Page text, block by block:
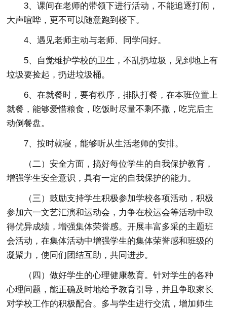
3、课间在老师的带领下进行活动，不能追逐打闹，
大声喧哗，更不可以随意跑到楼下。
4、遇见老师主动与老师、同学问好。
5、自觉维护学校的卫生，不乱扔垃圾，见到地上有
垃圾要捡起，扔进垃圾桶。
6、在就餐时，要有秩序，排队打餐，在本班位置上
就餐，能够爱惜粮食，吃饭时尽量不剩不撒，吃完后主
动倒餐盘。
7、按时就寝，能够听从生活老师的安排。
（二）安全方面，搞好每位学生的自我保护教育，
增强学生安全意识，具有一定的自我保护的能力。
（三）鼓励支持学生积极参加学校各项活动，积极
参加六一文艺汇演和运动会，力争在校运会等活动中取
得优异成绩，增强集体荣誉感。开展丰富多采的主题班
会活动，在集体活动中增强学生的集体荣誉感和班级的
凝聚力，使同们团结互助，共同进步。
（四）做好学生的心理健康教育。针对学生的各种
心理问题，能正确及时地给予教育引导，并且争取家长
对学校工作的积极配合。多与学生进行交流，增加师生